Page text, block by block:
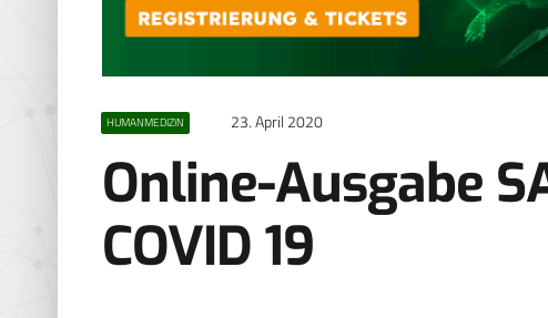
HUMANMEDIZIN 23. April 2020
Online-Ausgabe
COVID 19